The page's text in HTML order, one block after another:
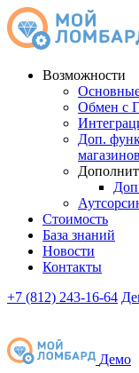
Возможности
Обмен
Доп.
магазинов
Стоимость
База знаний
Новости
Контакты
+7 (812) 243-16-64
Демо